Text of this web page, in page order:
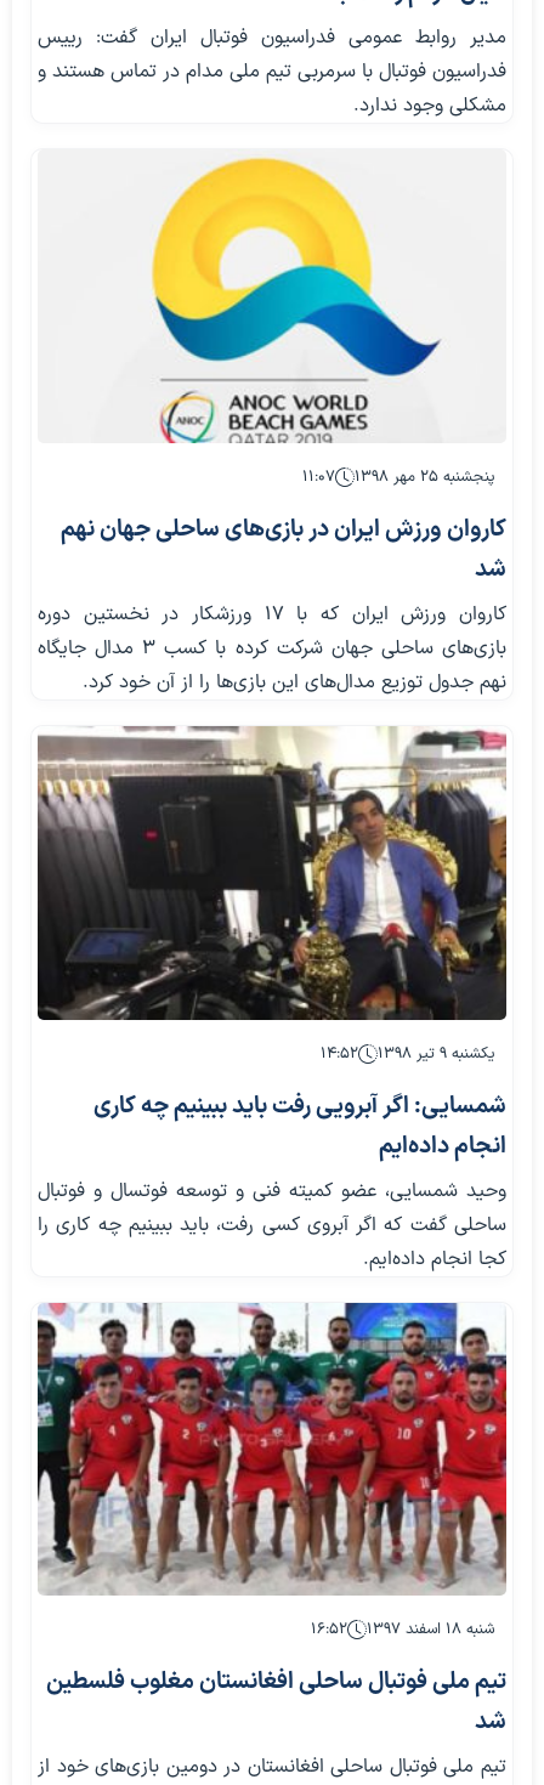
مدیر روابط عمومی فدراسیون فوتبال ایران گفت: رییس
فدراسیون فوتبال با سرمربی تیم ملی مدام در تماس هستند و
مشکلی وجود ندارد.
پنجشنبه ۲۵ مهر ۱۳۹۸ ۱۱:۰۷
کاروان ورزش ایران در بازی‌های ساحلی جهان نهم
شد
کاروان ورزش ایران که با ۱۷ ورزشکار در نخستین دوره
بازی‌های ساحلی جهان شرکت کرده با کسب ۳ مدال جایگاه
نهم جدول توزیع مدال‌های این بازی‌ها را از آن خود کرد.
یکشنبه ۹ تیر ۱۳۹۸ ۱۴:۵۲
شمسایی: اگر آبرویی رفت باید ببینیم چه کاری
انجام داده‌ایم
وحید شمسایی، عضو کمیته فنی و توسعه فوتسال و فوتبال
ساحلی گفت که اگر آبروی کسی رفت، باید ببینیم چه کاری را
کجا انجام داده‌ایم.
شنبه ۱۸ اسفند ۱۳۹۷ ۱۶:۵۲
تیم ملی فوتبال ساحلی افغانستان مغلوب فلسطین
شد
تیم ملی فوتبال ساحلی افغانستان در دومین بازی‌های خود از